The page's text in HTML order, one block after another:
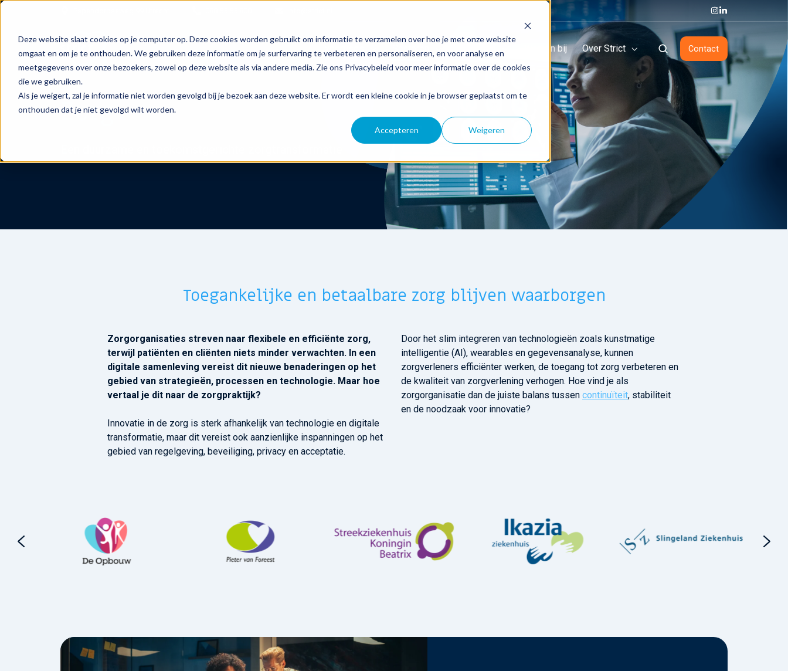
Deze website slaat cookies op je computer op. Deze cookies worden gebruikt om informatie te verzamelen over hoe je met onze website
omgaat en om je te onthouden. We gebruiken deze informatie om je surfervaring te verbeteren en personaliseren, en voor analyse en
meetgegevens over onze bezoekers, zowel op deze website als via andere media. Zie ons Privacybeleid voor meer informatie over de cookies
die we gebruiken.
Als je weigert, zal je informatie niet worden gevolgd bij je bezoek aan deze website. Er wordt een kleine cookie in je browser geplaatst om te
onthouden dat je niet gevolgd wilt worden.
Accepteren Weigeren
Expertises Sectoren Inspiratie Werken bij Over Strict Contact
Zorg
Toegankelijke en betaalbare zorg blijven waarborgen
Zorgorganisaties streven naar flexibele en efficiënte zorg,
terwijl patiënten en cliënten niets minder verwachten. In een
digitale samenleving vereist dit nieuwe benaderingen op het
gebied van strategieën, processen en technologie. Maar hoe
vertaal je dit naar de zorgpraktijk?
Innovatie in de zorg is sterk afhankelijk van technologie en digitale
transformatie, maar dit vereist ook aanzienlijke inspanningen op het
gebied van regelgeving, beveiliging, privacy en acceptatie.
Door het slim integreren van technologieën zoals kunstmatige
intelligentie (AI), wearables en gegevensanalyse, kunnen
zorgverleners efficiënter werken, de toegang tot zorg verbeteren en
de kwaliteit van zorgverlening verhogen. Hoe vind je als
zorgorganisatie dan de juiste balans tussen continuïteit, stabiliteit
en de noodzaak voor innovatie?